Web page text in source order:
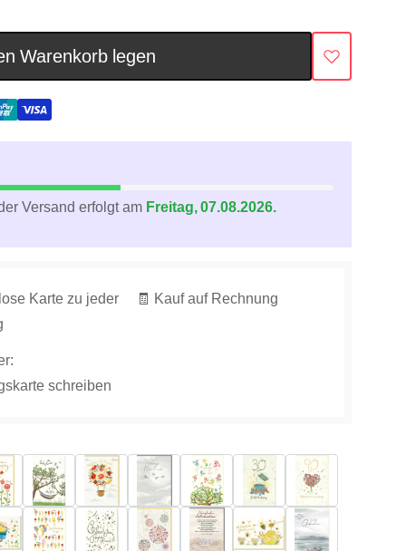
Warenkorb legen
Versand erfolgt am Freitag, 07.08.2026.
Karte zu jeder
🧾 Kauf auf Rechnung
schreiben